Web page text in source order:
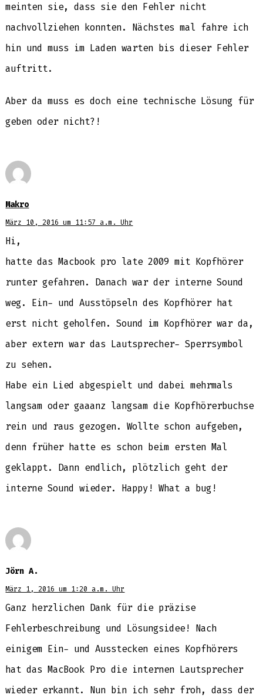
meinten sie, dass sie den Fehler nicht
nachvollziehen konnten. Nächstes mal fahre ich
hin und muss im Laden warten bis dieser Fehler
auftritt.
Aber da muss es doch eine technische Lösung für
geben oder nicht?!
Makro
März 10, 2016 um 11:57 a.m. Uhr
Hi,
hatte das Macbook pro late 2009 mit Kopfhörer
runter gefahren. Danach war der interne Sound
weg. Ein- und Ausstöpseln des Kopfhörer hat
erst nicht geholfen. Sound im Kopfhörer war da,
aber extern war das Lautsprecher- Sperrsymbol
zu sehen.
Habe ein Lied abgespielt und dabei mehrmals
langsam oder gaaanz langsam die Kopfhörerbuchse
rein und raus gezogen. Wollte schon aufgeben,
denn früher hatte es schon beim ersten Mal
geklappt. Dann endlich, plötzlich geht der
interne Sound wieder. Happy! What a bug!
Jörn A.
März 1, 2016 um 1:20 a.m. Uhr
Ganz herzlichen Dank für die präzise
Fehlerbeschreibung und Lösungsidee! Nach
einigem Ein- und Ausstecken eines Kopfhörers
hat das MacBook Pro die internen Lautsprecher
wieder erkannt. Nun bin ich sehr froh, dass der